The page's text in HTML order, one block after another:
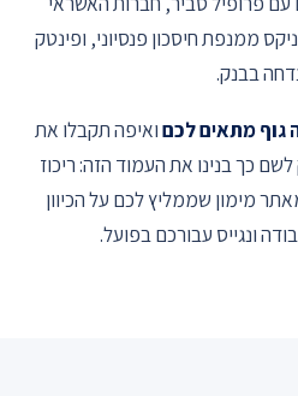
ממנפת חיסכון פנסיוני, ופינטק
בבנק.
גוף מתאים לכםואיפה תקבלו את
כך בנינו את העמוד הזה: ריכוז
מימון שממליץ לכם על הכיוון
ונגייס עבורכם בפועל.